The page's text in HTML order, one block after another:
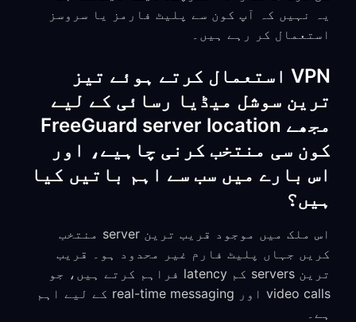
یہ نہیں کہ آپ کون سے پلیٹ فارمز یا سروسز
استعمال کر رہے ہیں۔
VPN استعمال کرتے ہوئے تیز
ترین سوشل میڈیا رسائی کے لیے
مجھے FreeGuard server location
کون سی منتخب کرنی چاہیے، اور
اس بارے میں سب سے اہم باتیں کیا
ہیں؟
اس ملک میں موجود قریب ترین server منتخب
کریں جہاں پلیٹ فارم غیر محدود ہو۔ قریب
ترین servers کم latency فراہم کرتے ہیں، جو
video calls اور real-time messaging کے لیے اہم
ہے۔